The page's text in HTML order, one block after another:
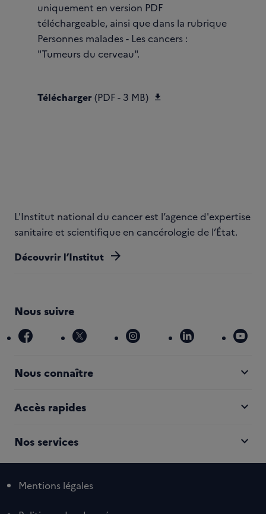
uniquement en version PDF
téléchargeable, ainsi que dans la rubrique
Personnes malades - Les cancers :
"Tumeurs du cerveau".
Télécharger(PDF - 3 MB)
L'Institut national du cancer est l’agence d'expertise
sanitaire et scientifique en cancérologie de l’État.
Découvrir l’Institut arrow_forward
Nous suivre
facebook x instagram linkedin
Nous connaître expand_more
Accès rapides expand_more
Nos services expand_more
Mentions légales